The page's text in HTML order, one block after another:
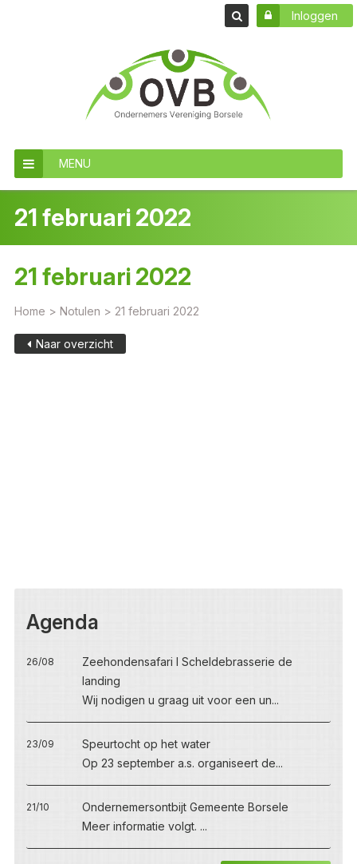
Inloggen
MENU
21 februari 2022
21 februari 2022
Home > Notulen > 21 februari 2022
Naar overzicht
Agenda
26/08
Zeehondensafari I Scheldebrasserie de
landing
Wij nodigen u graag uit voor een un...
23/09
Speurtocht op het water
Op 23 september a.s. organiseert de...
21/10
Ondernemersontbijt Gemeente Borsele
Meer informatie volgt. ...